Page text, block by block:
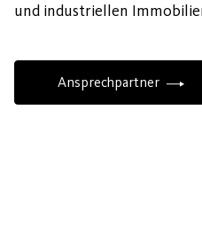
und industriellen
Ansprechpartner